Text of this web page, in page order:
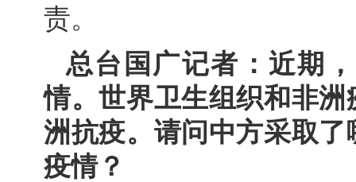
责。
总台国广记者：近期
情。世界卫生组织和非
洲抗疫。请问中方采取
疫情？